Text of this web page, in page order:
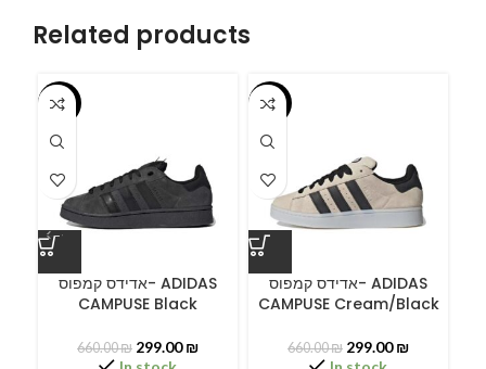
Related products
-55%
אדידס קמפוס- ADIDAS
CAMPUSE Black
660.00₪ 299.00₪
-55%
אדידס קמפוס- ADIDAS
CAMPUSE Cream/Black
660.00₪ 299.00₪